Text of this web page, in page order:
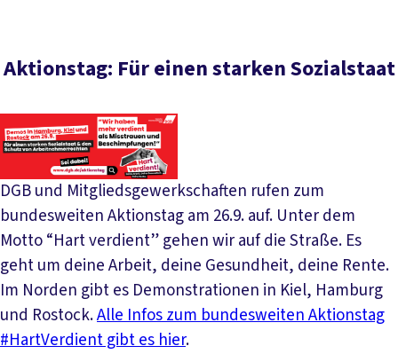
Aktionstag: Für einen starken Sozialstaat
DGB und Mitgliedsgewerkschaften rufen zum
bundesweiten Aktionstag am 26.9. auf. Unter dem
Motto “Hart verdient” gehen wir auf die Straße. Es
geht um deine Arbeit, deine Gesundheit, deine Rente.
Im Norden gibt es Demonstrationen in Kiel, Hamburg
und Rostock.Alle Infos zum bundesweiten Aktionstag
#HartVerdient gibt es hier.